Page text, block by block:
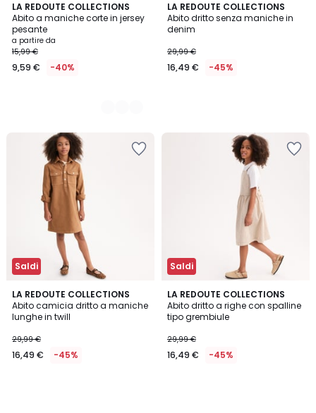
LA REDOUTE COLLECTIONS
Abito a maniche corte in jersey
pesante
a partire da
15,99 €
9,59 € -40%
2
Colori
LA REDOUTE COLLECTIONS
Abito dritto senza maniche in
denim
29,99 €
16,49 € -45%
Saldi
LA REDOUTE COLLECTIONS
Abito camicia dritto a maniche
lunghe in twill
29,99 €
16,49 € -45%
Saldi
LA REDOUTE COLLECTIONS
Abito dritto a righe con spalline
tipo grembiule
29,99 €
16,49 € -45%